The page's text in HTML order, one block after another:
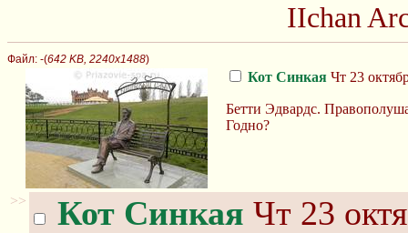
IIchan
Файл: -(642 KB, 2240x1488)
Кот Синкая Чт 23
Бетти Эдвардс.
Годно?
>> Кот Синкая Чт 23